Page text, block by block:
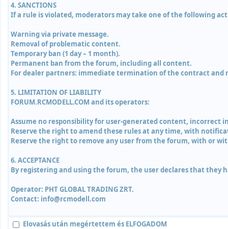
4. SANCTIONS
If a rule is violated, moderators may take one of the following
Warning via private message.
Removal of problematic content.
Temporary ban (1 day – 1 month).
Permanent ban from the forum, including all content.
For dealer partners: immediate termination of the contract and
5. LIMITATION OF LIABILITY
FORUM.RCMODELL.COM and its operators:
Assume no responsibility for user-generated content, incorrect
Reserve the right to amend these rules at any time, with
Reserve the right to remove any user from the forum, with or
6. ACCEPTANCE
By registering and using the forum, the user declares that they
Operator: PHT GLOBAL TRADING ZRT.
Contact: info@rcmodell.com
Elovasás után megértettem és ELFOGADOM